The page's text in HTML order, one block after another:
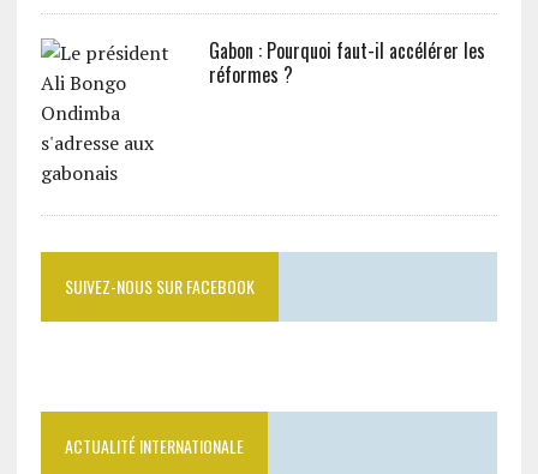
Gabon : Pourquoi faut-il accélérer les
réformes ?
SUIVEZ-NOUS SUR FACEBOOK
ACTUALITÉ INTERNATIONALE